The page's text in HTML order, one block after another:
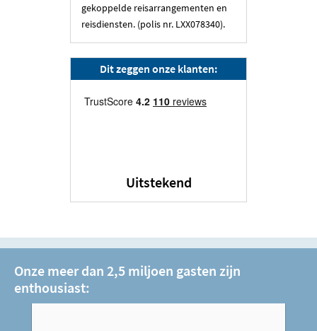
gekoppelde reisarrangementen en
reisdiensten. (polis nr. LXX078340).
Dit zeggen onze klanten:
Uitstekend
Onze meer dan 2,5 miljoen gasten zijn
enthousiast: